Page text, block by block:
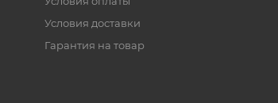
Условия доставки
Гарантия на товар